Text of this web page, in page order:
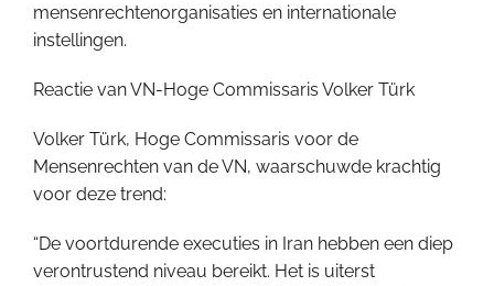
mensenrechtenorganisaties en internationale
instellingen.
Reactie van VN-Hoge Commissaris Volker Türk
Volker Türk, Hoge Commissaris voor de
Mensenrechten van de VN, waarschuwde krachtig
voor deze trend:
“De voortdurende executies in Iran hebben een diep
verontrustend niveau bereikt. Het is uiterst